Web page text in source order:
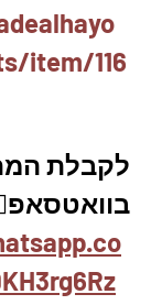
item/116
לקבלת